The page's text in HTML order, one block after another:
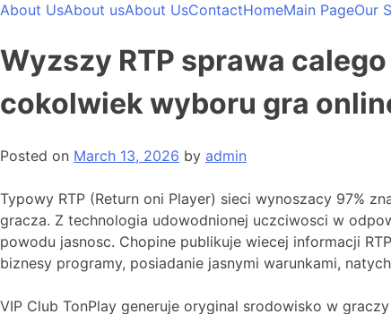
About UsAbout usAbout UsContactHomeMain PageOur
Wyzszy RTP sprawa
cokolwiek wyboru gra
Posted on March 13, 2026 by admin
Typowy RTP (Return oni Player) sieci wynoszacy 97%
gracza. Z technologia udowodnionej uczciwosci w
powodu jasnosc. Chopine publikuje wiecej informacji
biznesy programy, posiadanie jasnymi warunkami,
VIP Club TonPlay generuje oryginal srodowisko w